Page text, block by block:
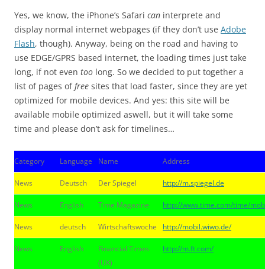
Yes, we know, the iPhone’s Safari can interprete and
display normal internet webpages (if they don’t use Adobe
Flash, though). Anyway, being on the road and having to
use EDGE/GPRS based internet, the loading times just take
long, if not even too long. So we decided to put together a
list of pages offree sites that load faster, since they are yet
optimized for mobile devices. And yes: this site will be
available mobile optimized aswell, but it will take some
time and please don’t ask for timelines…
Category Language Name Address
News Deutsch Der Spiegel http://m.spiegel.de
News English Time Magazine http://www.time.com/time/
News deutsch Wirtschaftswoche http://mobil.wiwo.de/
News English
Financial Times
(UK)
http://m.ft.com/